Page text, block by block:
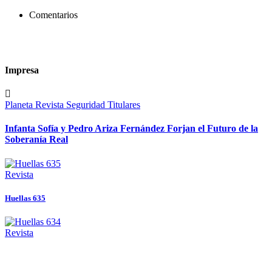
Comentarios
Impresa
Planeta Revista Seguridad Titulares
Infanta Sofía y Pedro Ariza Fernández Forjan el Futuro de la
Soberanía Real
Revista
Huellas 635
Revista